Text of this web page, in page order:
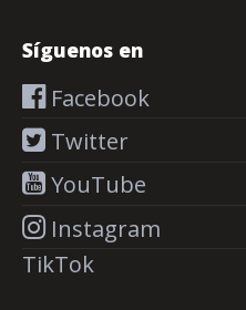
Síguenos en
Facebook
Twitter
YouTube
Instagram
TikTok